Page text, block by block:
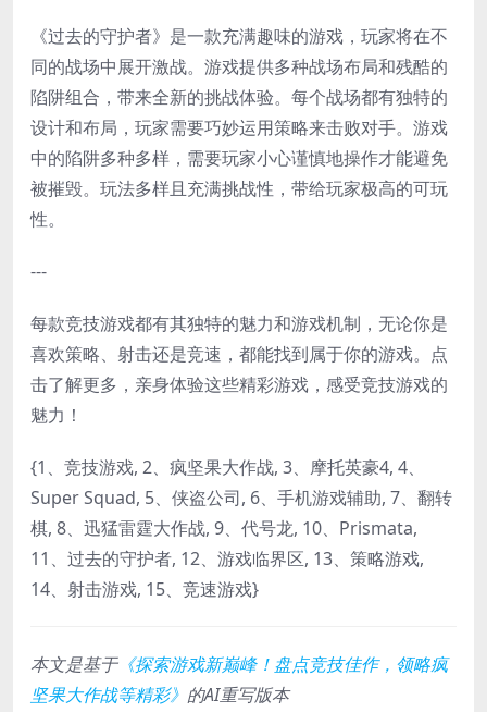
《过去的守护者》是一款充满趣味的游戏，玩家将在不
同的战场中展开激战。游戏提供多种战场布局和残酷的
陷阱组合，带来全新的挑战体验。每个战场都有独特的
设计和布局，玩家需要巧妙运用策略来击败对手。游戏
中的陷阱多种多样，需要玩家小心谨慎地操作才能避免
被摧毁。玩法多样且充满挑战性，带给玩家极高的可玩
性。
---
每款竞技游戏都有其独特的魅力和游戏机制，无论你是
喜欢策略、射击还是竞速，都能找到属于你的游戏。点
击了解更多，亲身体验这些精彩游戏，感受竞技游戏的
魅力！
{1、竞技游戏, 2、疯坚果大作战, 3、摩托英豪4, 4、
Super Squad, 5、侠盗公司, 6、手机游戏辅助, 7、翻转
棋, 8、迅猛雷霆大作战, 9、代号龙, 10、Prismata,
11、过去的守护者, 12、游戏临界区, 13、策略游戏,
14、射击游戏, 15、竞速游戏}
本文是基于《探索游戏新巅峰！盘点竞技佳作，领略疯
坚果大作战等精彩》 的AI重写版本